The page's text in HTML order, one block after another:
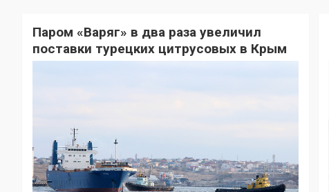
Паром «Варяг» в два раза увеличил
поставки турецких цитрусовых в Крым